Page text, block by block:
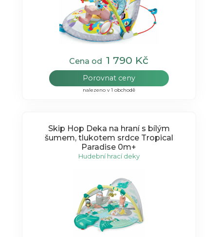
Cena od1 790 Kč
Porovnat ceny
nalezeno v 1 obchodě
Skip Hop Deka na hraní s bílým
šumem, tlukotem srdce Tropical
Paradise 0m+
Hudební hrací deky